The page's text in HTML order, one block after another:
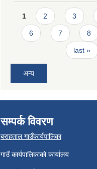
Pages
1 2 3
6 7 8
last »
अन्य
सम्पर्क विवरण
बराहताल गाउँकार्यपालिका
गाउँ कार्यपालिकाको कार्यालय